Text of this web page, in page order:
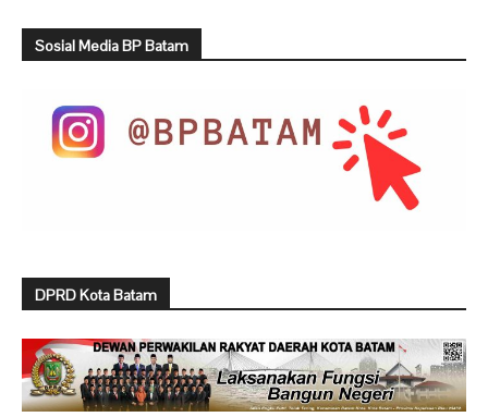
Sosial Media BP Batam
DPRD Kota Batam